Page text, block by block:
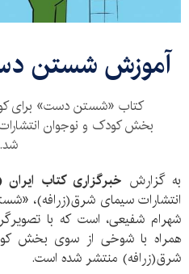
آموزش شستن
بخش کودک و نوجوان
شد.
به گزارش خبرگزاری کتاب ایران
انتشارات سیمای شرق(زرافه)،
شهرام شفیعی، است که با
همراه با شوخی از سوی بخش
شرق(زرافه) منتشر شده است.